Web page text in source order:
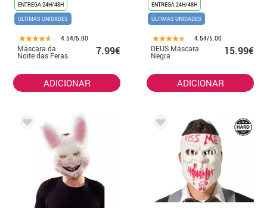
ENTREGA 24H/48H
ÚLTIMAS UNIDADES
4.54/5.00
Máscara da
Noite das Feras 7.99€
ADICIONAR
ENTREGA 24H/48H
ÚLTIMAS UNIDADES
4.54/5.00
DEUS Máscara
Negra 15.99€
ADICIONAR